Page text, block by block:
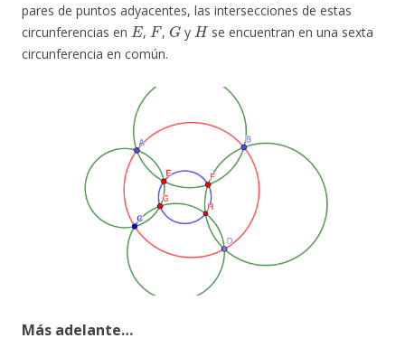
pares de puntos adyacentes, las intersecciones de estas
circunferencias en
E
,
F
,
G
y
H
se encuentran en una sexta
circunferencia en común.
Más adelante…